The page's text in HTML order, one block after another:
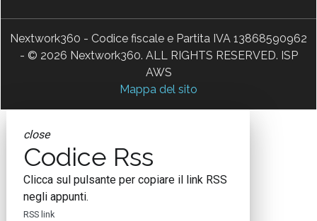
Nextwork360 - Codice fiscale e Partita IVA 13868590962
- © 2026 Nextwork360. ALL RIGHTS RESERVED. ISP
AWS
Mappa del sito
close
Codice Rss
Clicca sul pulsante per copiare il link RSS
negli appunti.
RSS link